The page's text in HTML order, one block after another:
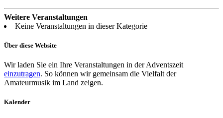
Weitere Veranstaltungen
Keine Veranstaltungen in dieser Kategorie
Über diese Website
Wir laden Sie ein Ihre Veranstaltungen in der Adventszeit
einzutragen. So können wir gemeinsam die Vielfalt der
Amateurmusik im Land zeigen.
Kalender